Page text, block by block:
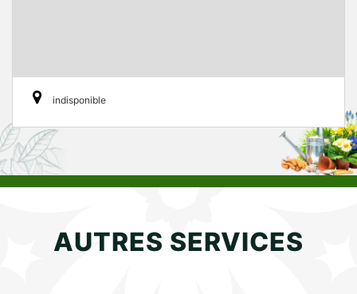
indisponible
AUTRES SERVICES